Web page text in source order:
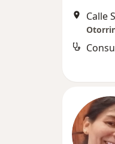
Calle